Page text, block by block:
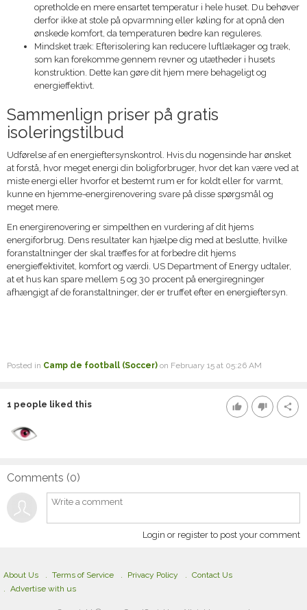
opretholde en mere ensartet temperatur i hele huset. Du behøver
derfor ikke at stole på opvarmning eller køling for at opnå den
ønskede komfort, da temperaturen bedre kan reguleres.
Mindsket træk: Efterisolering kan reducere luftlækager og træk,
som kan forekomme gennem revner og utætheder i husets
konstruktion. Dette kan gøre dit hjem mere behageligt og
energieffektivt.
Sammenlign priser på gratis
isoleringstilbud
Udførelse af en energieftersynskontrol. Hvis du nogensinde har ønsket
at forstå, hvor meget energi din boligforbruger, hvor det kan være ved at
miste energi eller hvorfor et bestemt rum er for koldt eller for varmt,
kunne en hjemme-energirenovering svare på disse spørgsmål og
meget mere.
En energirenovering er simpelthen en vurdering af dit hjems
energiforbrug. Dens resultater kan hjælpe dig med at beslutte, hvilke
foranstaltninger der skal træffes for at forbedre dit hjems
energieffektivitet, komfort og værdi. US Department of Energy udtaler,
at et hus kan spare mellem 5 og 30 procent på energiregninger
afhængigt af de foranstaltninger, der er truffet efter en energieftersyn.
Posted in Camp de football (Soccer) on February 15 at 05:26 AM
thumb_up thumb_down share
1 people liked this
Comments (0)
Login or register to post your comment
About Us Terms of Service Privacy Policy
Contact Us
Advertise with us